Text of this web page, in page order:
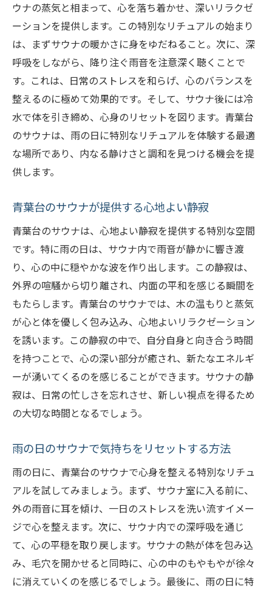
密
青葉台のサウナで感じる自然と調和したひ
ととき
雨を楽しむための青葉区サウナの利用法
雨の日に青葉区のサウナで心を癒す方法
青葉区のサウナが提供する雨の日ならでは
の魅力
青葉台のサウナで心身ともにリフレッシュする
雨の日の過ごし方
青葉台サウナで体験する心身のリフレッシ
ュ法
雨の日にサウナで取り入れるべきリフレッ
シュの習慣
青葉台のサウナで心身をリセットする具体
的な方法
サウナでの雨の日の過ごし方の工夫
心身のバランスを整えるサウナ活用法
雨の日だからこそ行きたい青葉台のサウナでの
デトックス体験
雨の日に最適なサウナでのデトックス効果
の利点
クス法
デトックスを促す青葉台サウナの選び方
青葉台のサウナで雨の日に行うデトックス
体験
雨の日に効くサウナでのデトックスの技
青葉台で雨の日に楽しむサウナの効果的な過ご
ウナの蒸気と相まって、心を落ち着かせ、深いリラクゼ
ーションを提供します。この特別なリチュアルの始まり
は、まずサウナの暖かさに身をゆだねること。次に、深
呼吸をしながら、降り注ぐ雨音を注意深く聴くことで
す。これは、日常のストレスを和らげ、心のバランスを
整えるのに極めて効果的です。そして、サウナ後には冷
水で体を引き締め、心身のリセットを図ります。青葉台
のサウナは、雨の日に特別なリチュアルを体験する最適
な場所であり、内なる静けさと調和を見つける機会を提
供します。
青葉台のサウナが提供する心地よい静寂
青葉台のサウナは、心地よい静寂を提供する特別な空間
です。特に雨の日は、サウナ内で雨音が静かに響き渡
り、心の中に穏やかな波を作り出します。この静寂は、
外界の喧騒から切り離され、内面の平和を感じる瞬間を
もたらします。青葉台のサウナでは、木の温もりと蒸気
が心と体を優しく包み込み、心地よいリラクゼーション
を誘います。この静寂の中で、自分自身と向き合う時間
を持つことで、心の深い部分が癒され、新たなエネルギ
ーが湧いてくるのを感じることができます。サウナの静
寂は、日常の忙しさを忘れさせ、新しい視点を得るため
の大切な時間となるでしょう。
雨の日のサウナで気持ちをリセットする方法
雨の日に、青葉台のサウナで心身を整える特別なリチュ
アルを試してみましょう。まず、サウナ室に入る前に、
外の雨音に耳を傾け、一日のストレスを洗い流すイメー
ジで心を整えます。次に、サウナ内での深呼吸を通じ
て、心の平穏を取り戻します。サウナの熱が体を包み込
み、毛穴を開かせると同時に、心の中のもやもやが徐々
に消えていくのを感じるでしょう。最後に、雨の日に特